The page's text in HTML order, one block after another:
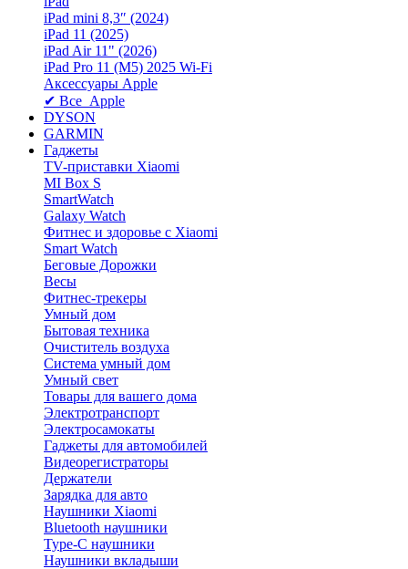
iPad mini 8,3″ (2024)
iPad 11 (2025)
iPad Air 11" (2026)
iPad Pro 11 (M5) 2025 Wi-Fi
Аксессуары Apple
✔ Все Apple
DYSON
GARMIN
Гаджеты
TV-приставки Xiaomi
MI Box S
SmartWatch
Galaxy Watch
Фитнес и здоровье с Xiaomi
Smart Watch
Беговые Дорожки
Весы
Фитнес-трекеры
Умный дом
Бытовая техника
Очиститель воздуха
Система умный дом
Умный свет
Товары для вашего дома
Электротранспорт
Электросамокаты
Гаджеты для автомобилей
Видеорегистраторы
Держатели
Зарядка для авто
Наушники Xiaomi
Bluetooth наушники
Type-C наушники
Наушники вкладыши